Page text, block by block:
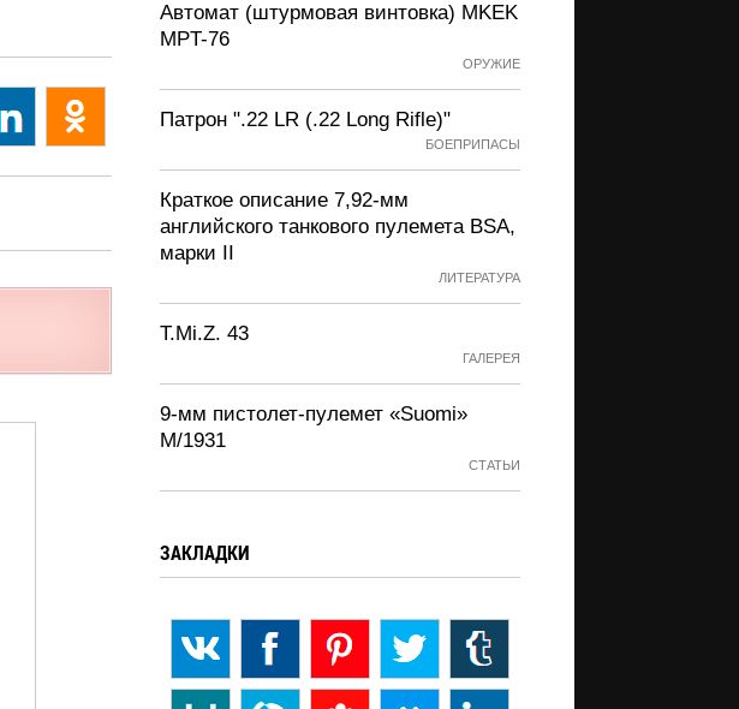
Автомат (штурмовая винтовка) MKEK
MPT-76
ОРУЖИЕ
Патрон ".22 LR (.22 Long Rifle)"
БОЕПРИПАСЫ
Краткое описание 7,92-мм
английского танкового пулемета BSA,
марки II
ЛИТЕРАТУРА
T.Mi.Z. 43
ГАЛЕРЕЯ
9-мм пистолет-пулемет «Suomi»
М/1931
СТАТЬИ
ЗАКЛАДКИ